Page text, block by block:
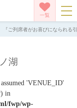
一覧
『ご列席者がお喜びになられる
湖
'VENUE_ID'
in
fwp/wp-